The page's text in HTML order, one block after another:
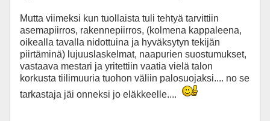
Mutta viimeksi kun tuollaista tuli tehtyä tarvittiin
asemapiirros, rakennepiirros, (kolmena kappaleena,
oikealla tavalla nidottuina ja hyväksytyn tekijän
piirtäminä) lujuuslaskelmat, naapurien suostumukset,
vastaava mestari ja yritettiin vaatia vielä talon
korkusta tiilimuuria tuohon väliin palosuojaksi.... no se
tarkastaja jäi onneksi jo eläkkeelle....